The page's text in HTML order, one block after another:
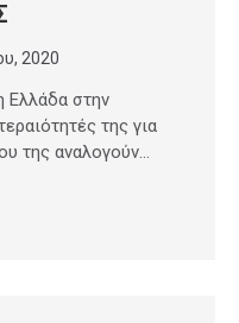
2020
Ελλάδα στην
της για
της αναλογούν…